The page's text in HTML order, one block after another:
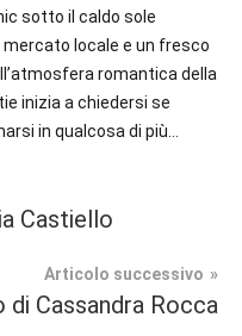
sotto il caldo sole
locale e un fresco
romantica della
inizia a chiedersi se
in qualcosa di più…
Castiello
Articolo successivo
Cassandra Rocca